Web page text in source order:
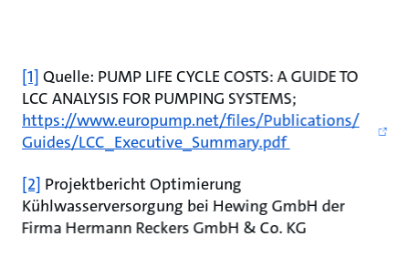
[1] Quelle: PUMP LIFE CYCLE COSTS: A GUIDE TO
LCC ANALYSIS FOR PUMPING SYSTEMS;
https://www.europump.net/files/Publications/
Guides/LCC_Executive_Summary.pdf
[2] Projektbericht Optimierung
Kühlwasserversorgung bei Hewing GmbH der
Firma Hermann Reckers GmbH & Co. KG